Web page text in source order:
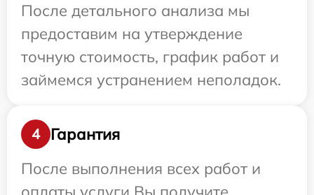
После детального анализа мы
предоставим на утверждение
точную стоимость, график работ и
займемся устранением неполадок.
4
Гарантия
После выполнения всех работ и